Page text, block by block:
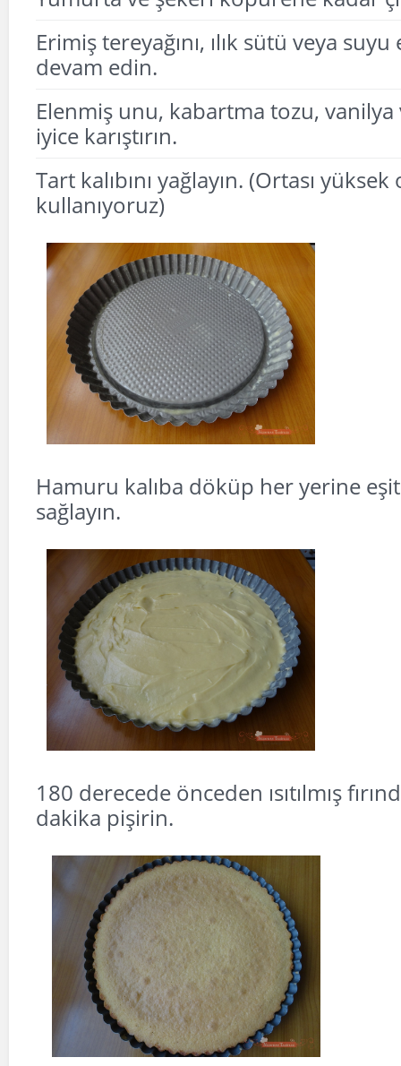
Erimiş tereyağını, ılık sütü veya
devam edin.
Elenmiş unu, kabartma tozu,
iyice karıştırın.
Tart kalıbını yağlayın. (Ortası
kullanıyoruz)
Hamuru kalıba döküp her yerine eşit
sağlayın.
180 derecede önceden ısıtılmış
dakika pişirin.